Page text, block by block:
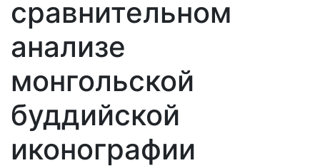
сравнительном
анализе
монгольской
буддийской
иконографии